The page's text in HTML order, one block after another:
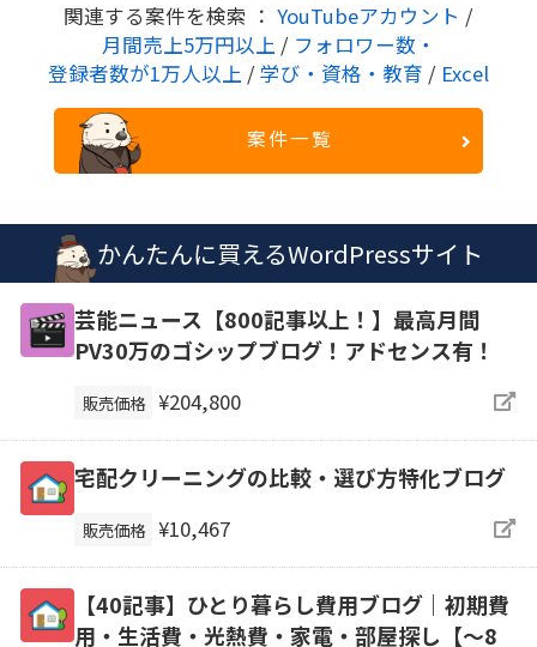
関連する案件を検索 ： YouTubeアカウント /
月間売上5万円以上 / フォロワー数・
登録者数が1万人以上 / 学び・資格・教育 / Excel
案件一覧
かんたんに買えるWordPressサイト
芸能ニュース【800記事以上！】最高月間
PV30万のゴシップブログ！アドセンス有！
販売価格 ¥204,800
宅配クリーニングの比較・選び方特化ブログ
販売価格 ¥10,467
【40記事】ひとり暮らし費用ブログ｜初期費
用・生活費・光熱費・家電・部屋探し【～8